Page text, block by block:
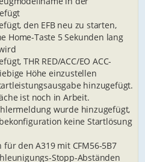
den EFB neu zu starten,
Home-Taste 5 Sekunden lang
THR RED/ACC/EO ACC-
Höhe einzustellen
hinzugefügt.
ist noch in Arbeit.
wurde hinzugefügt,
keine Startlösung
den A319 mit CFM56-5B7
Stopp-Abständen